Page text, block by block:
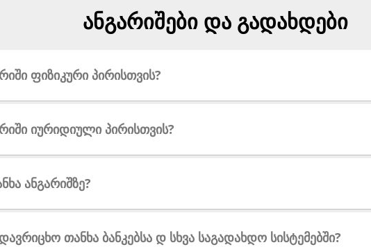
ანგარიშები და გადახდები
ფიზიკური პირისთვის?
იურიდიული პირისთვის?
ანგარიშზე?
თანხა ბანკებსა დ სხვა საგადახდო სისტემებში?